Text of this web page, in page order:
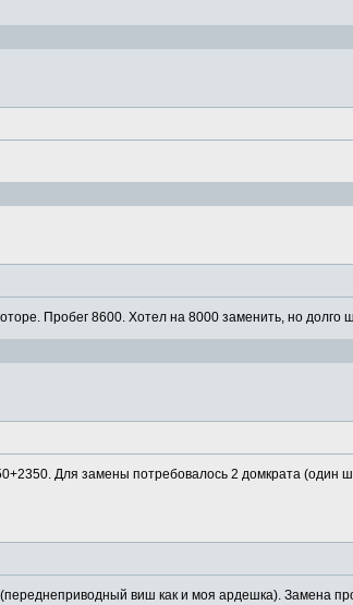
Пробег 8600. Хотел на 8000 заменить, но
Для замены потребовалось 2 домкрата (один
виш как и моя ардешка). Замена